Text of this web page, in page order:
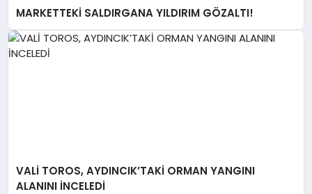
MARKETTEKİ SALDIRGANA YILDIRIM GÖZALTI!
VALİ TOROS, AYDINCIK’TAKİ ORMAN YANGINI
ALANINI İNCELEDİ